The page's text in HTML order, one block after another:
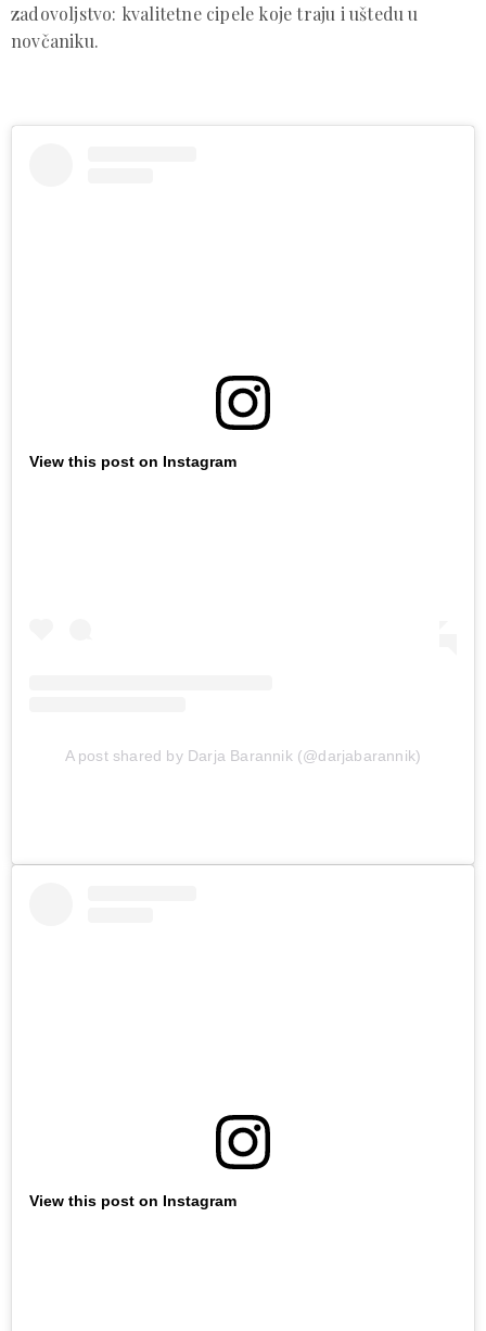
zadovoljstvo: kvalitetne cipele koje traju i uštedu u
novčaniku.
View this post on Instagram
A post shared by Darja Barannik (@darjabarannik)
View this post on Instagram